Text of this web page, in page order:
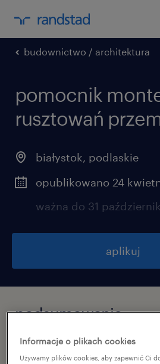
budownictwo / architektura
pomocnik
rusztowań
białystok, podlaskie
opublikowano 24
ważna do 31
aplikuj
podsumowanie
białystok, podlaskie
Informacje o plikach cookies
Używamy plików cookies, aby zapewnić Ci